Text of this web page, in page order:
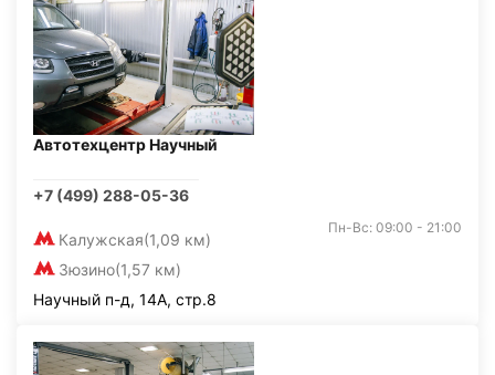
Автотехцентр Научный
+7 (499) 288-05-36
Калужская(1,09 км)
Зюзино(1,57 км)
Пн-Вс: 09:00 - 21:00
Научный п-д, 14А, стр.8